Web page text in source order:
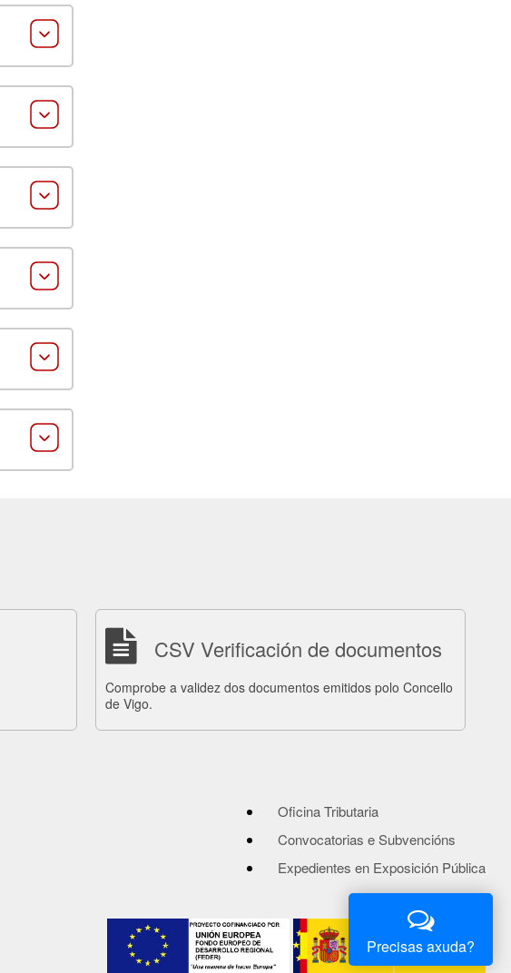
CSV Verificación de documentos
Comprobe a validez dos documentos emitidos polo Concello
de Vigo.
Oficina Tributaria
Convocatorias e Subvencións
Expedientes en Exposición Pública
Precisas axuda?